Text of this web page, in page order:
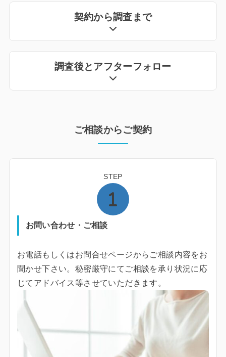
契約から調査まで
調査後とアフターフォロー
ご相談からご契約
STEP
お問い合わせ・ご相談
お電話もしくはお問合せページからご相談内容をお
聞かせ下さい。秘密厳守にてご相談を承り状況に応
じてアドバイス等させていただきます。